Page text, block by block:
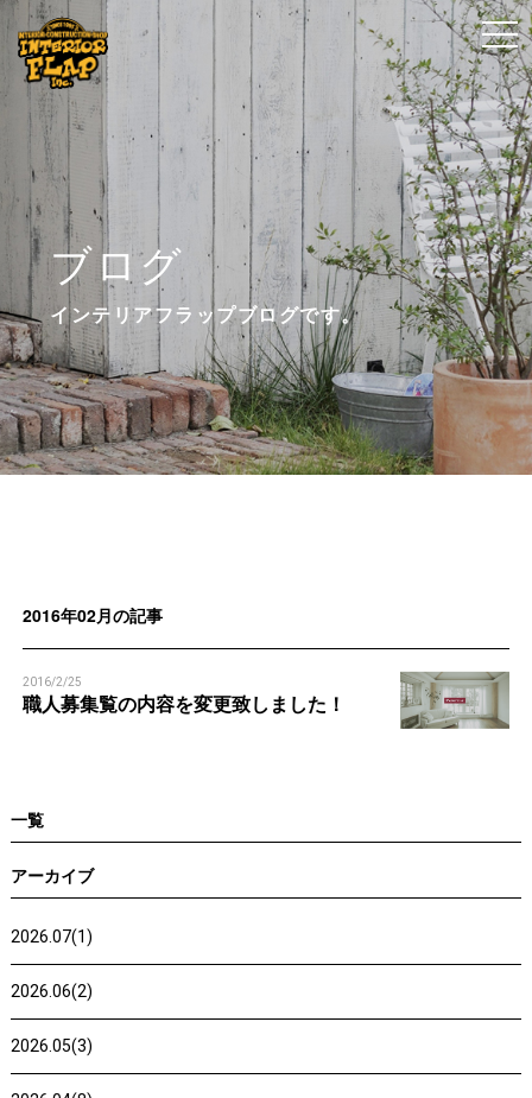
ブログ
インテリアフラップブログです。
2016年02月の記事
2016/2/25
職人募集覧の内容を変更致しました！
一覧
アーカイブ
2026.07(1)
2026.06(2)
2026.05(3)
t
o
g
g
l
e
n
a
v
i
g
a
t
t
o
g
g
l
e
n
a
v
i
g
a
t